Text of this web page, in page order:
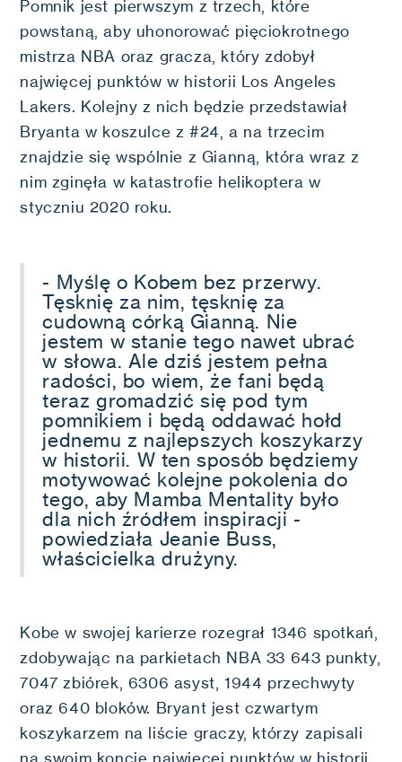
Pomnik jest pierwszym z trzech, które
powstaną, aby uhonorować pięciokrotnego
mistrza NBA oraz gracza, który zdobył
najwięcej punktów w historii Los Angeles
Lakers. Kolejny z nich będzie przedstawiał
Bryanta w koszulce z #24, a na trzecim
znajdzie się wspólnie z Gianną, która wraz z
nim zginęła w katastrofie helikoptera w
styczniu 2020 roku.
- Myślę o Kobem bez przerwy.
Tęsknię za nim, tęsknię za
cudowną córką Gianną. Nie
jestem w stanie tego nawet ubrać
w słowa. Ale dziś jestem pełna
radości, bo wiem, że fani będą
teraz gromadzić się pod tym
pomnikiem i będą oddawać hołd
jednemu z najlepszych koszykarzy
w historii. W ten sposób będziemy
motywować kolejne pokolenia do
tego, aby Mamba Mentality było
dla nich źródłem inspiracji -
powiedziała Jeanie Buss,
właścicielka drużyny.
Kobe w swojej karierze rozegrał 1346 spotkań,
zdobywając na parkietach NBA 33 643 punkty,
7047 zbiórek, 6306 asyst, 1944 przechwyty
oraz 640 bloków. Bryant jest czwartym
koszykarzem na liście graczy, którzy zapisali